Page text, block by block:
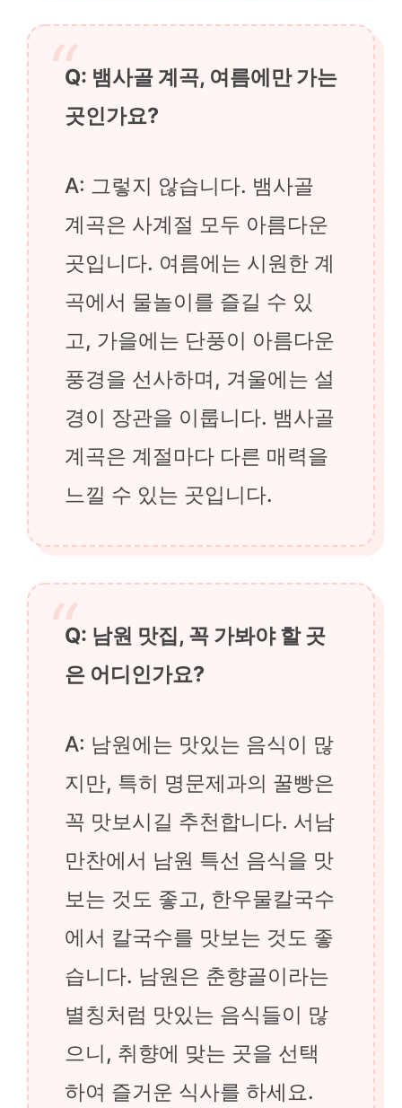
Q: 뱀사골 계곡, 여름에만 가는
곳인가요?
A: 그렇지 않습니다. 뱀사골
계곡은 사계절 모두 아름다운
곳입니다. 여름에는 시원한 계
곡에서 물놀이를 즐길 수 있
고, 가을에는 단풍이 아름다운
풍경을 선사하며, 겨울에는 설
경이 장관을 이룹니다. 뱀사골
계곡은 계절마다 다른 매력을
느낄 수 있는 곳입니다.
Q: 남원 맛집, 꼭 가봐야 할 곳
은 어디인가요?
A: 남원에는 맛있는 음식이 많
지만, 특히 명문제과의 꿀빵은
꼭 맛보시길 추천합니다. 서남
만찬에서 남원 특선 음식을 맛
보는 것도 좋고, 한우물칼국수
에서 칼국수를 맛보는 것도 좋
습니다. 남원은 춘향골이라는
별칭처럼 맛있는 음식들이 많
으니, 취향에 맞는 곳을 선택
하여 즐거운 식사를 하세요.